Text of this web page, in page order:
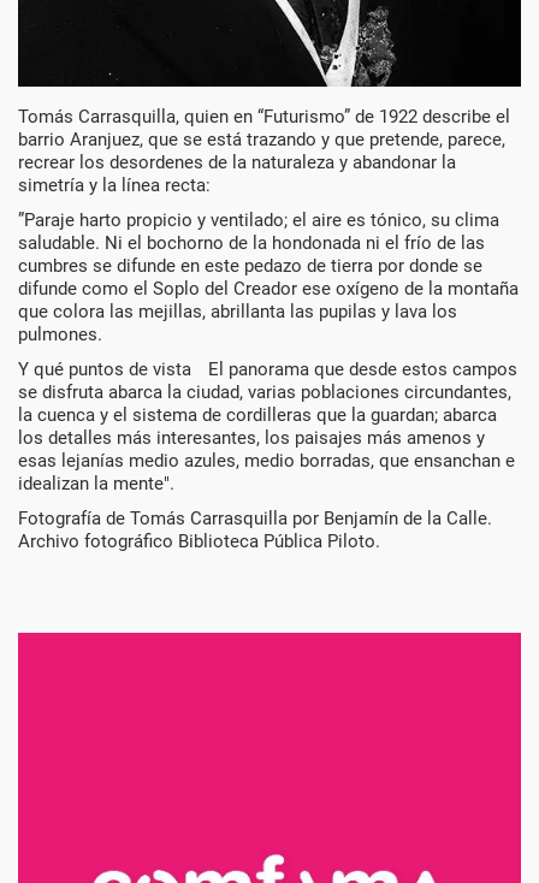
Tomás Carrasquilla, quien en “Futurismo” de 1922 describe el
barrio Aranjuez, que se está trazando y que pretende, parece,
recrear los desordenes de la naturaleza y abandonar la
simetría y la línea recta:
”Paraje harto propicio y ventilado; el aire es tónico, su clima
saludable. Ni el bochorno de la hondonada ni el frío de las
cumbres se difunde en este pedazo de tierra por donde se
difunde como el Soplo del Creador ese oxígeno de la montaña
que colora las mejillas, abrillanta las pupilas y lava los
pulmones.
Y qué puntos de vista El panorama que desde estos campos
se disfruta abarca la ciudad, varias poblaciones circundantes,
la cuenca y el sistema de cordilleras que la guardan; abarca
los detalles más interesantes, los paisajes más amenos y
esas lejanías medio azules, medio borradas, que ensanchan e
idealizan la mente".
Fotografía de Tomás Carrasquilla por Benjamín de la Calle.
Archivo fotográfico Biblioteca Pública Piloto.